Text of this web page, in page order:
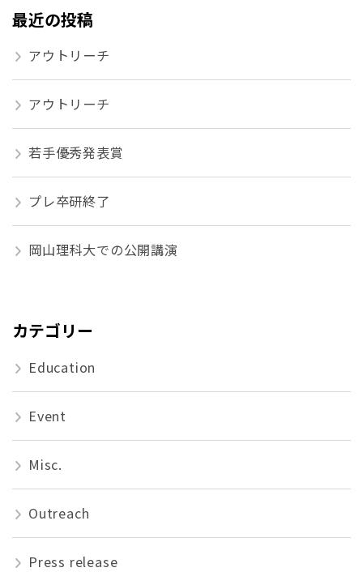
最近の投稿
アウトリーチ
アウトリーチ
若手優秀発表賞
プレ卒研終了
岡山理科大での公開講演
カテゴリー
Education
Event
Misc.
Outreach
Press release